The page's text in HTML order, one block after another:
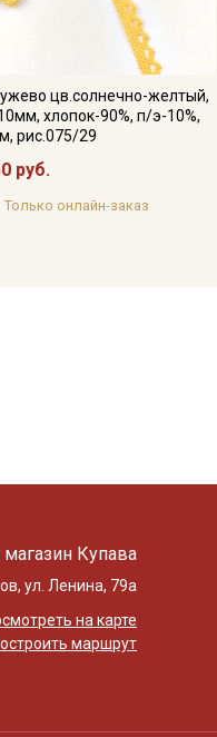
цв.солнечно-желтый,
хлопок-90%, п/э-10%,
рис.075/29
руб.
Только онлайн-заказ
Купава
ул. Ленина, 79а
на карте
маршрут